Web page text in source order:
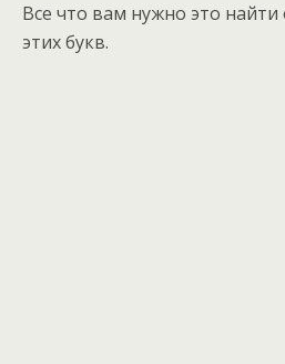
Все что вам нужно это найти
этих букв.